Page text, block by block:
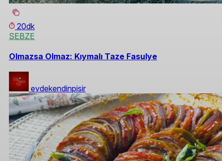
20dk
SEBZE
Olmazsa Olmaz: Kıymalı Taze Fasulye
evdekendinpisir